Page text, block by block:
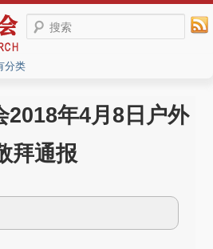
搜索
分类
2018年4月8日户外
拜通报